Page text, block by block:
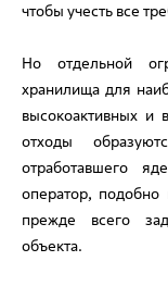
чтобы учесть все
Но отдельной
хранилища для
высокоактивных и
отходы
отработавшего
оператор, подобно
прежде всего
объекта.